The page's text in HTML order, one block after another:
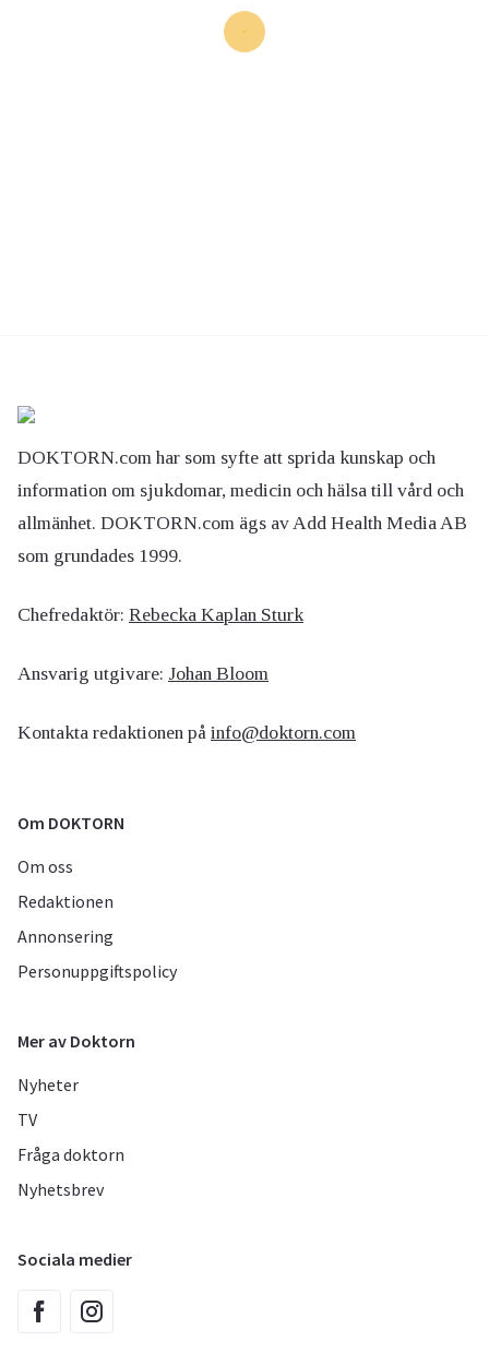
DOKTORN.com har som syfte att sprida kunskap och
information om sjukdomar, medicin och hälsa till vård och
allmänhet. DOKTORN.com ägs av Add Health Media AB
som grundades 1999.
Chefredaktör: Rebecka Kaplan Sturk
Ansvarig utgivare: Johan Bloom
Kontakta redaktionen på info@doktorn.com
Om DOKTORN
Om oss
Redaktionen
Annonsering
Personuppgiftspolicy
Mer av Doktorn
Nyheter
TV
Fråga doktorn
Nyhetsbrev
Sociala medier